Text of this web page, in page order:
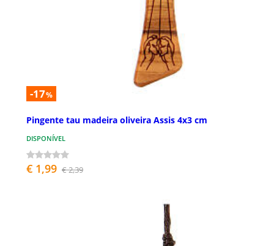
-17%
Pingente tau madeira oliveira Assis 4x3 cm
DISPONÍVEL
€ 1,99 € 2,39